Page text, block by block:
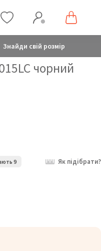
Знайди свій розмір
чорний
9 Як підібрати?